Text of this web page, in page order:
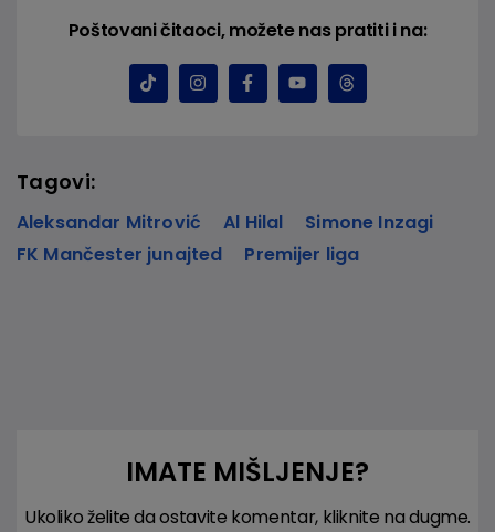
Poštovani čitaoci, možete nas pratiti i na:
Tagovi:
Aleksandar Mitrović Al Hilal
Simone Inzagi
FK Mančester junajted
Premijer liga
IMATE MIŠLJENJE?
Ukoliko želite da ostavite komentar, kliknite na dugme.